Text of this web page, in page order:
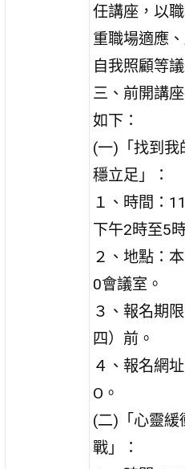
任講座，以
重職場適應
自我照顧等議
三、前開講
如下：
(一)「找到我
穩立足」：
１、時間：
下午2時至5
２、地點：
0會議室。
３、報名期
四）前。
４、報名網
O。
(二)「心靈緩
戰」：